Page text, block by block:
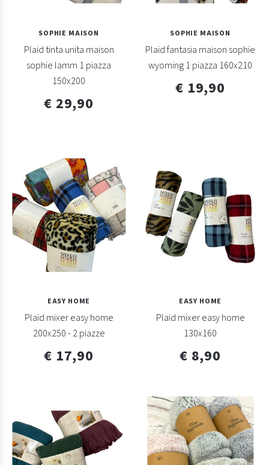
SOPHIE MAISON
Plaid tinta unita maison
sophie lamm 1 piazza
150x200
€ 29,90
SOPHIE MAISON
Plaid fantasia maison sophie
wyoming 1 piazza 160x210
€ 19,90
EASY HOME
Plaid mixer easy home
200x250 - 2 piazze
€ 17,90
EASY HOME
Plaid mixer easy home
130x160
€ 8,90